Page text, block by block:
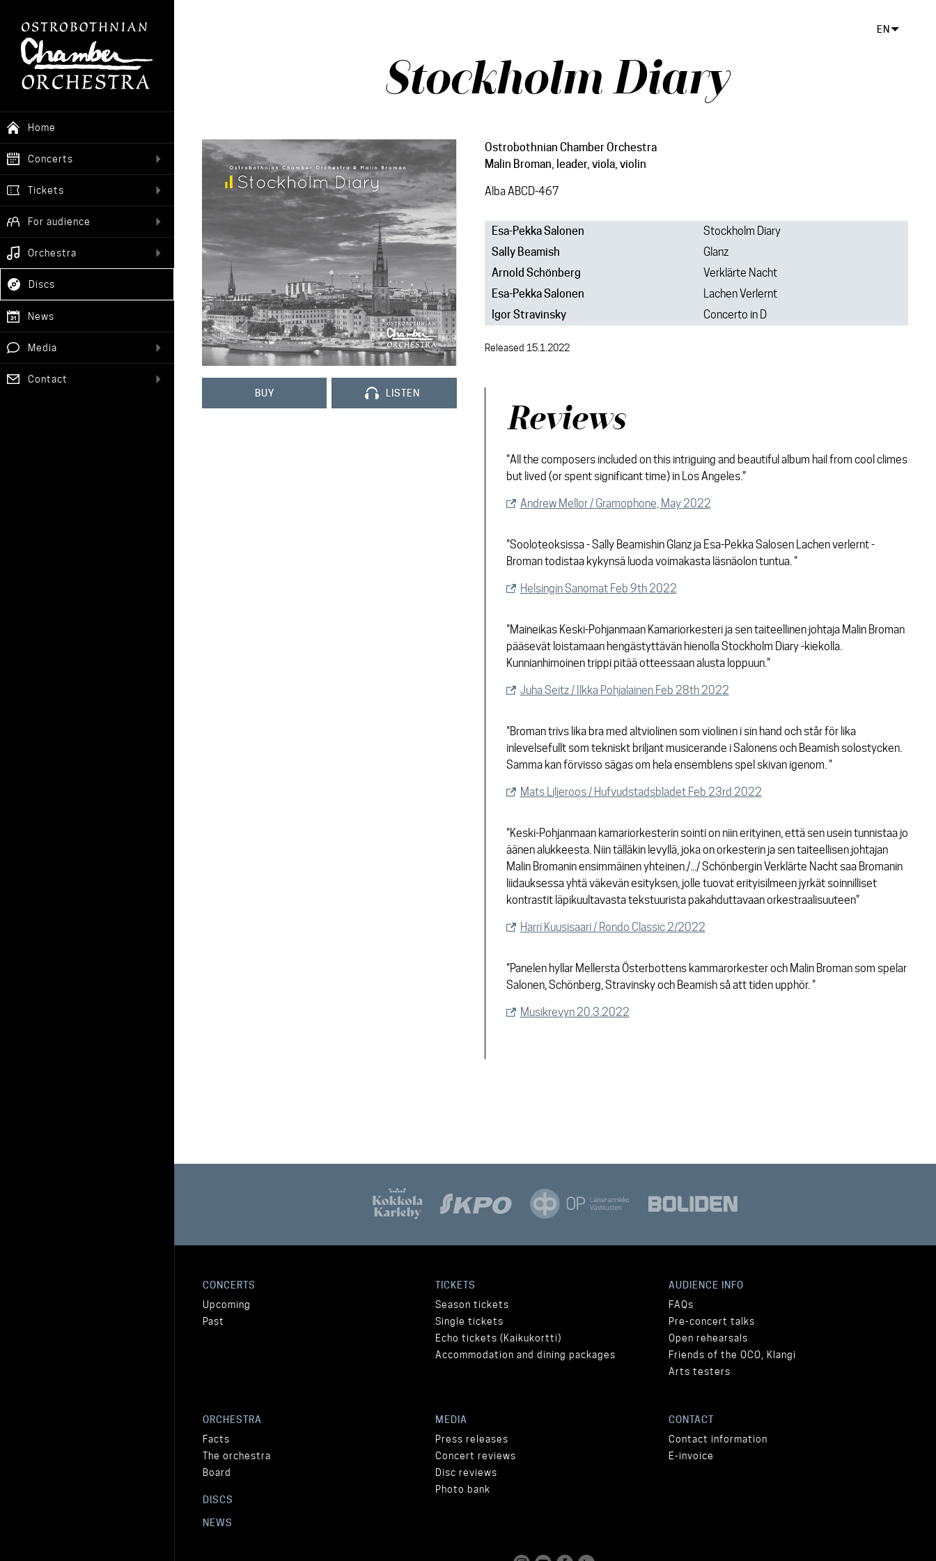
Home
Concerts
Tickets
For audience
Orchestra
Discs
News
Media
Contact
EN
Stockholm Diary
BUY LISTEN
Ostrobothnian Chamber Orchestra
Malin Broman, leader, viola, violin
Alba ABCD-467
Esa-Pekka Salonen
Stockholm Diary
Sally Beamish
Glanz
Arnold Schönberg
Verklärte Nacht
Esa-Pekka Salonen
Lachen Verlernt
Igor Stravinsky
Concerto in D
Released 15.1.2022
Reviews
"All the composers included on this intriguing and beautiful album hail from cool climes
but lived (or spent significant time) in Los Angeles."
Andrew Mellor / Gramophone, May 2022
"Sooloteoksissa - Sally Beamishin Glanz ja Esa-Pekka Salosen Lachen verlernt -
Broman todistaa kykynsä luoda voimakasta läsnäolon tuntua. "
Helsingin Sanomat Feb 9th 2022
"Maineikas Keski-Pohjanmaan Kamariorkesteri ja sen taiteellinen johtaja Malin Broman
pääsevät loistamaan hengästyttävän hienolla Stockholm Diary -kiekolla.
Kunnianhimoinen trippi pitää otteessaan alusta loppuun."
Juha Seitz / Ilkka Pohjalainen Feb 28th 2022
"Broman trivs lika bra med altviolinen som violinen i sin hand och står för lika
inlevelsefullt som tekniskt briljant musicerande i Salonens och Beamish solostycken.
Samma kan förvisso sägas om hela ensemblens spel skivan igenom. "
Mats Liljeroos / Hufvudstadsbladet Feb 23rd 2022
"Keski-Pohjanmaan kamariorkesterin sointi on niin erityinen, että sen usein tunnistaa jo
äänen alukkeesta. Niin tälläkin levyllä, joka on orkesterin ja sen taiteellisen johtajan
Malin Bromanin ensimmäinen yhteinen./.../ Schönbergin Verklärte Nacht saa Bromanin
liidauksessa yhtä väkevän esityksen, jolle tuovat erityisilmeen jyrkät soinnilliset
kontrastit läpikuultavasta tekstuurista pakahduttavaan orkestraalisuuteen"
Harri Kuusisaari / Rondo Classic 2/2022
"Panelen hyllar Mellersta Österbottens kammarorkester och Malin Broman som spelar
Salonen, Schönberg, Stravinsky och Beamish så att tiden upphör. "
Musikrevyn 20.3.2022
CONCERTS
Upcoming
Past
TICKETS
Season tickets
Single tickets
Echo tickets (Kaikukortti)
Accommodation and dining packages
AUDIENCE INFO
FAQs
Pre-concert talks
Open rehearsals
Friends of the OCO, Klangi
Arts testers
ORCHESTRA
Facts
The orchestra
Board
DISCS
NEWS
MEDIA
Press releases
Concert reviews
Disc reviews
Photo bank
CONTACT
Contact information
E-invoice